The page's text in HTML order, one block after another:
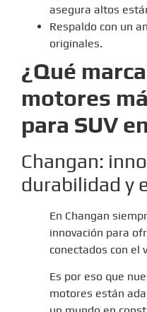
asegura altos
Respaldo con un
originales.
¿Qué
motores
para SUV
Changan:
durabilidad y
En Changan
innovación para
conectados con el
Es por eso que
motores están